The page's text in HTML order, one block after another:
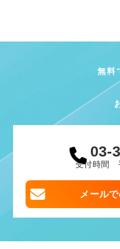
無料
03-
受付時間
メール